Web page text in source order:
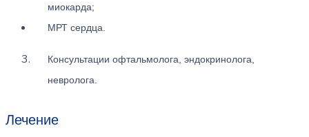
миокарда;
МРТ сердца.
Консультации офтальмолога, эндокринолога,
невролога.
Лечение